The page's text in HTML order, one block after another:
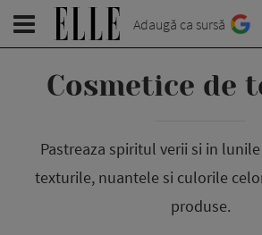
Adaugă ca sursă
Cosmetice de
Pastreaza spiritul verii si in
texturile, nuantele si culorile
produse.